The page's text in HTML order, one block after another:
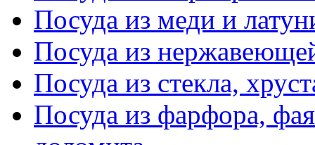
Посуда из меди и
Посуда из
Посуда из стекла,
Посуда из фарфора,